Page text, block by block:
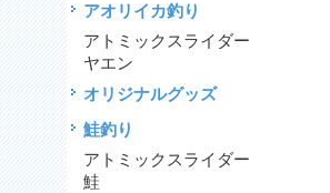
アオリイカ釣り
アトミックスライダー
ヤエン
オリジナルグッズ
鮭釣り
アトミックスライダー
鮭